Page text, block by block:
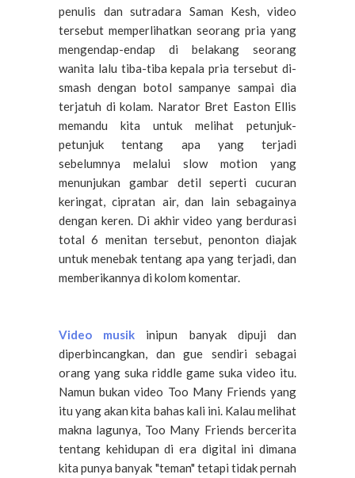
penulis dan sutradara Saman Kesh, video
tersebut memperlihatkan seorang pria yang
mengendap-endap di belakang seorang
wanita lalu tiba-tiba kepala pria tersebut di-
smash dengan botol sampanye sampai dia
terjatuh di kolam. Narator Bret Easton Ellis
memandu kita untuk melihat petunjuk-
petunjuk tentang apa yang terjadi
sebelumnya melalui slow motion yang
menunjukan gambar detil seperti cucuran
keringat, cipratan air, dan lain sebagainya
dengan keren. Di akhir video yang berdurasi
total 6 menitan tersebut, penonton diajak
untuk menebak tentang apa yang terjadi, dan
memberikannya di kolom komentar.
Video musik inipun banyak dipuji dan
diperbincangkan, dan gue sendiri sebagai
orang yang suka riddle game suka video itu.
Namun bukan video Too Many Friends yang
itu yang akan kita bahas kali ini. Kalau melihat
makna lagunya, Too Many Friends bercerita
tentang kehidupan di era digital ini dimana
kita punya banyak "teman" tetapi tidak pernah